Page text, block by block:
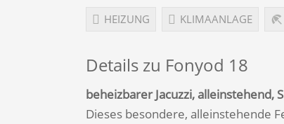
HEIZUNG KLIMAANLAGE
Details zu Fonyod 18
beheizbarer Jacuzzi, alleinstehend,
Dieses besondere, alleinstehende